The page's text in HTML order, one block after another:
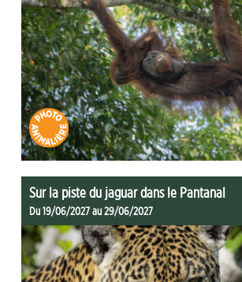
Sur la piste du jaguar dans le Pantanal
Du 19/06/2027 au 29/06/2027